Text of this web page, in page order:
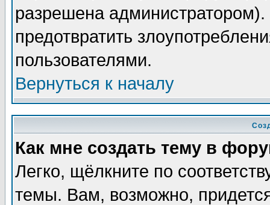
разрешена
предотвратить
пользователями.
Вернуться к началу
Как мне создать тему в
Легко, щёлкните по
темы. Вам, возможно,